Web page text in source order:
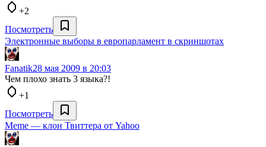
+2
Посмотреть
Электронные выборы в европарламент в скриншотах
Fanatik28 мая 2009 в 20:03
Чем плохо знать 3 языка?!
+1
Посмотреть
Meme — клон Твиттера от Yahoo